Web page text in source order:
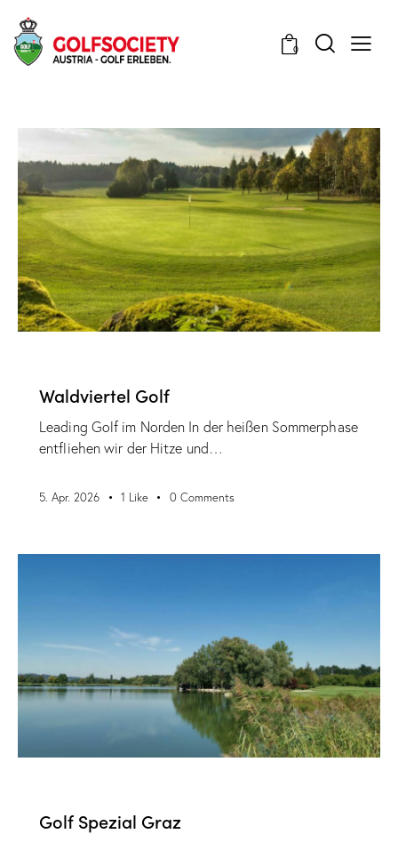
0
Waldviertel Golf
Leading Golf im Norden In der heißen Sommerphase
entfliehen wir der Hitze und…
5. Apr. 2026 1 Like 0 Comments
Golf Spezial Graz